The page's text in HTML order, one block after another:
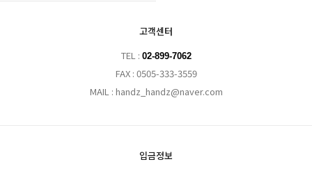
고객센터
TEL : 02-899-7062
FAX : 0505-333-3559
MAIL : handz_handz@naver.com
입금정보